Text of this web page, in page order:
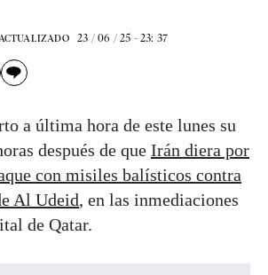
ACTUALIZADO 23 / 06 / 25 - 23: 37
a última hora de este lunes su
después de que Irán diera por
con misiles balísticos contra
Al Udeid, en las inmediaciones
de Qatar.